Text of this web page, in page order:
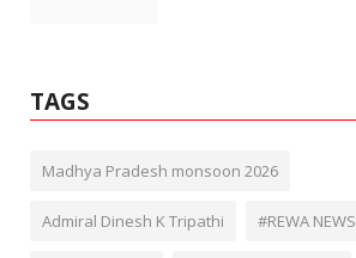
TAGS
Madhya Pradesh monsoon 2026
Admiral Dinesh K Tripathi #REWA NEWS